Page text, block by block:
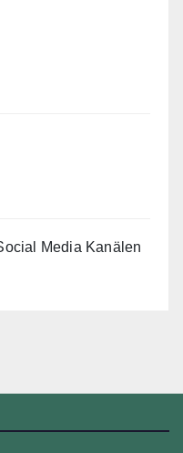
Media Kanälen